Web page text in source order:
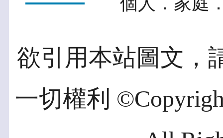
欲引用本站圖文，
一切權利